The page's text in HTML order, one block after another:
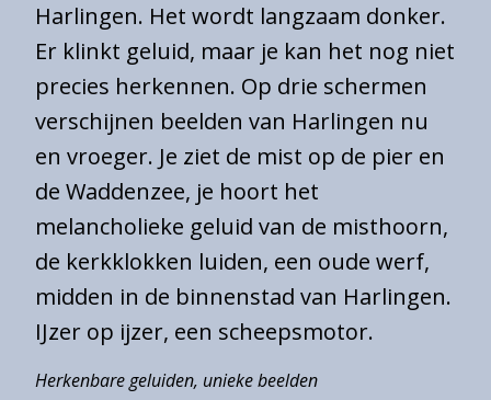
Harlingen. Het wordt langzaam donker.
Er klinkt geluid, maar je kan het nog niet
precies herkennen. Op drie schermen
verschijnen beelden van Harlingen nu
en vroeger. Je ziet de mist op de pier en
de Waddenzee, je hoort het
melancholieke geluid van de misthoorn,
de kerkklokken luiden, een oude werf,
midden in de binnenstad van Harlingen.
IJzer op ijzer, een scheepsmotor.
Herkenbare geluiden, unieke beelden
Zoek
binnen
de
website
Toegangsprijzen
Openingstijden
Bereikbaarheid
Toegankelijkheid